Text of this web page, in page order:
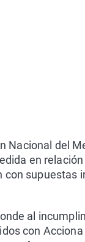
Nacional del
en
supuestas
al
con